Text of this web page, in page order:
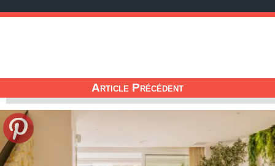
Article Précédent